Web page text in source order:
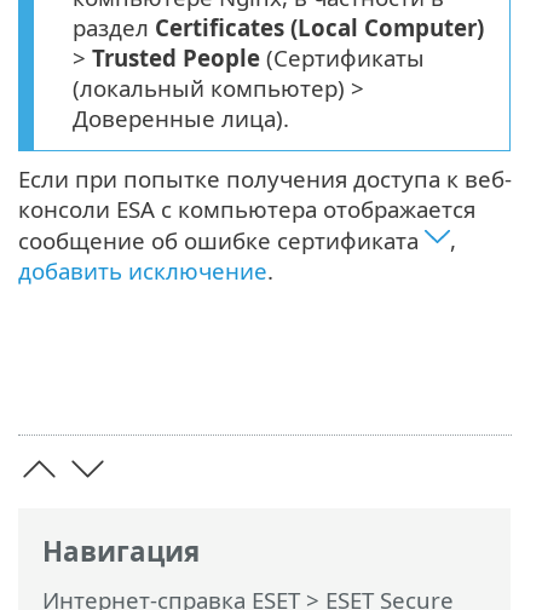
Навигация
Интернет-справка ESET> ESET Secure
раздел Certificates (Local Computer)
> Trusted People (Сертификаты
(локальный компьютер) >
Доверенные лица).
Если при попытке получения доступа к веб-
консоли ESA с компьютера отображается
сообщение об ошибке сертификата
,
добавить исключение.